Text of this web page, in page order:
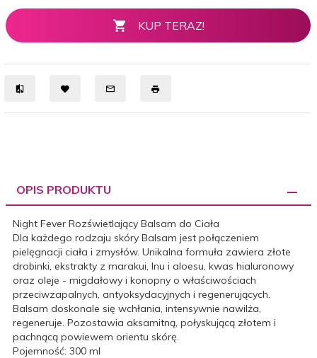
KUP TERAZ!
OPIS PRODUKTU
Night Fever Rozświetlający Balsam do Ciała
Dla każdego rodzaju skóry Balsam jest połączeniem
pielęgnacji ciała i zmysłów. Unikalna formuła zawiera złote
drobinki, ekstrakty z marakui, lnu i aloesu, kwas hialuronowy
oraz oleje - migdałowy i konopny o właściwościach
przeciwzapalnych, antyoksydacyjnych i regenerujących.
Balsam doskonale się wchłania, intensywnie nawilża,
regeneruje. Pozostawia aksamitną, połyskującą złotem i
pachnącą powiewem orientu skórę.
Pojemność: 300 ml